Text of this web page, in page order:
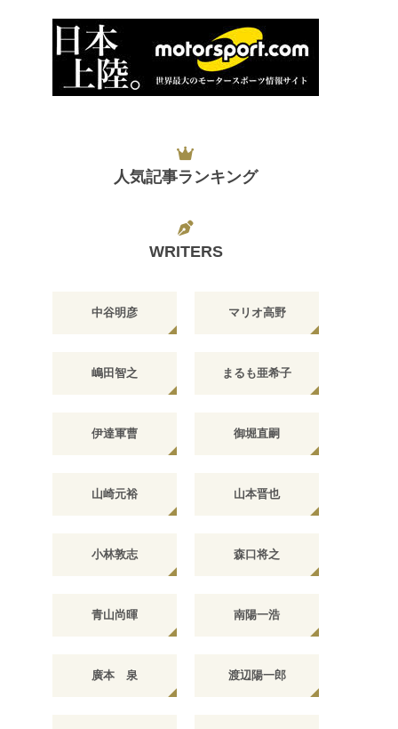
人気記事ランキング
WRITERS
中谷明彦 マリオ高野
嶋田智之 まるも亜希子
伊達軍曹 御堀直嗣
山崎元裕 山本晋也
小林敦志 森口将之
青山尚暉 南陽一浩
廣本 泉 渡辺陽一郎